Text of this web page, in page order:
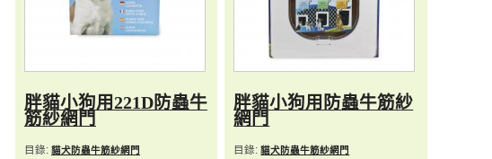
胖貓小狗用221D防蟲牛
筋紗網門
目錄: 貓犬防蟲牛筋紗網門
胖貓小狗用防蟲牛筋紗
網門
目錄:貓犬防蟲牛筋紗網門